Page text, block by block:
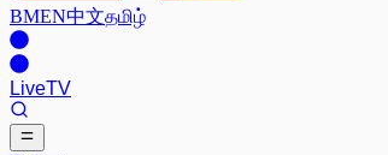
BMEN中文தமிழ்
LiveTV